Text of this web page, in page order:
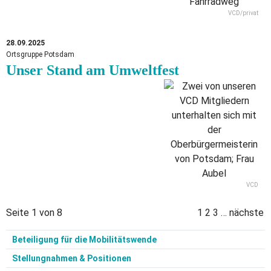
VCD/privat
28.09.2025
Ortsgruppe Potsdam
Unser Stand am Umweltfest
VCD
Seite 1 von 8 1 2 3 … nächste
Beteiligung für die Mobilitätswende
Stellungnahmen & Positionen